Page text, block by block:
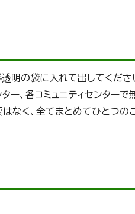
透明の袋に入れて出してくださ
ー、各コミュニティセンターで
なく、全てまとめてひとつ